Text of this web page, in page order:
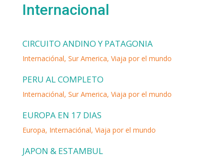
Internacional
CIRCUITO ANDINO Y PATAGONIA
Internaciónal, Sur America, Viaja por el mundo
PERU AL COMPLETO
Internaciónal, Sur America, Viaja por el mundo
EUROPA EN 17 DIAS
Europa, Internaciónal, Viaja por el mundo
JAPON & ESTAMBUL